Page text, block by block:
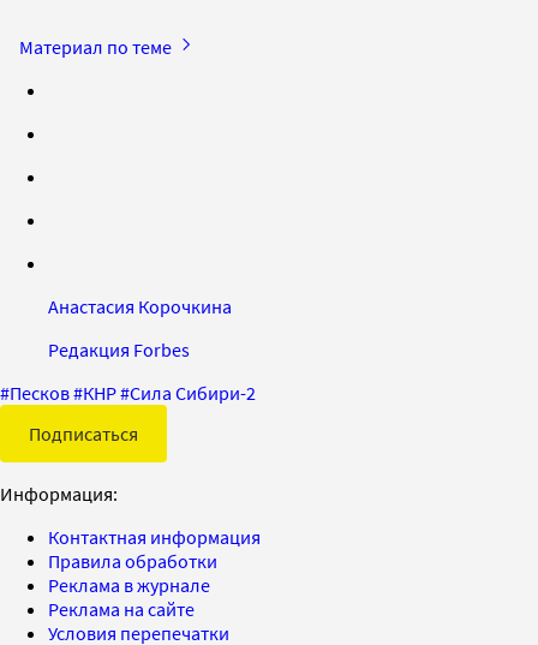
Материал по теме
Анастасия Корочкина
Редакция Forbes
#Песков#КНР#Сила Сибири-2
Подписаться
Информация:
Контактная информация
Правила обработки
Реклама в журнале
Реклама на сайте
Условия перепечатки